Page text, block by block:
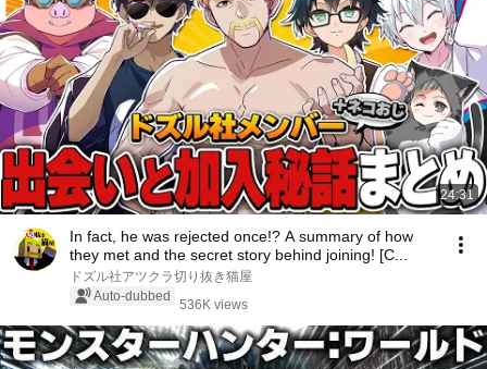
24:31
In fact, he was rejected once!? A summary of how
they met and the secret story behind joining! [C...
ドズル社アツクラ切り抜き猫屋
Auto-dubbed
536K views